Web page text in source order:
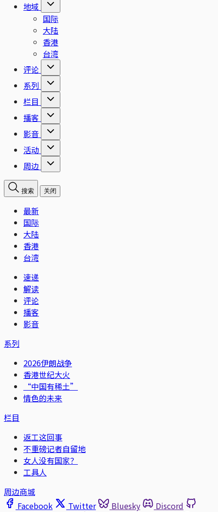
地域
国际
大陆
香港
台湾
评论
系列
栏目
播客
影音
活动
周边
搜索 关闭
最新
国际
大陆
香港
台湾
速递
解读
评论
播客
影音
系列
2026伊朗战争
香港世纪大火
“中国有稀土”
情色的未来
栏目
返工这回事
不重磅记者自留地
女人没有国家？
工具人
周边商城
Facebook
Twitter Bluesky
Discord